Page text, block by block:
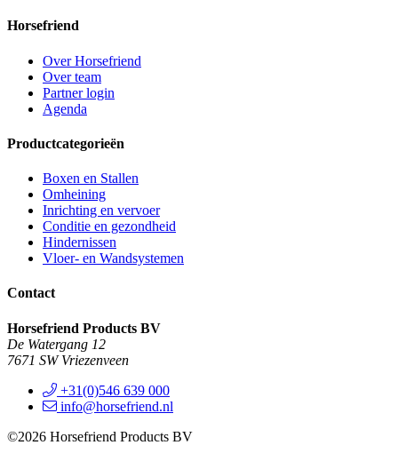
Horsefriend
Over Horsefriend
Over team
Partner login
Agenda
Productcategorieën
Boxen en Stallen
Omheining
Inrichting en vervoer
Conditie en gezondheid
Hindernissen
Vloer- en Wandsystemen
Contact
Horsefriend Products BV
De Watergang 12
7671 SW Vriezenveen
+31(0)546 639 000
info@horsefriend.nl
©2026 Horsefriend Products BV